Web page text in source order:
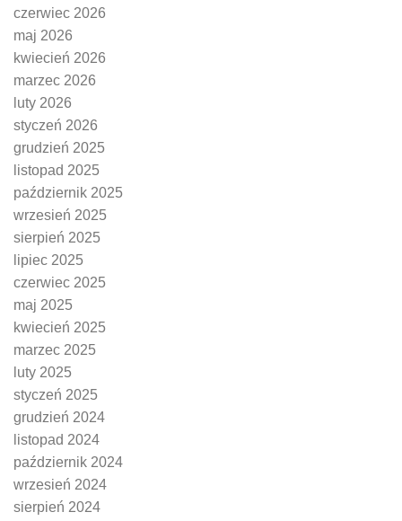
czerwiec 2026
maj 2026
kwiecień 2026
marzec 2026
luty 2026
styczeń 2026
grudzień 2025
listopad 2025
październik 2025
wrzesień 2025
sierpień 2025
lipiec 2025
czerwiec 2025
maj 2025
kwiecień 2025
marzec 2025
luty 2025
styczeń 2025
grudzień 2024
listopad 2024
październik 2024
wrzesień 2024
sierpień 2024